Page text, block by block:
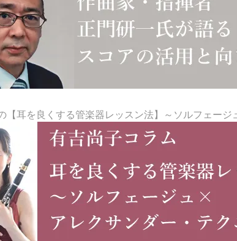
【耳を良くする管楽器レッスン法】～ソルフェージ